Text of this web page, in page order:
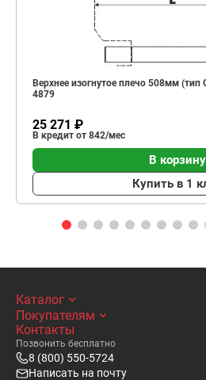
Верхнее изогнутое плечо 508мм
4879
25 271 ₽
В кредит от 842/мес
В корзину
Купить в 1
Каталог
Покупателям
Контакты
Позвонить бесплатно
8 (800) 550-5724
Написать на почту